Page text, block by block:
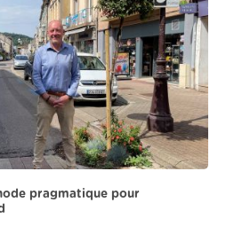
pragmatique pour